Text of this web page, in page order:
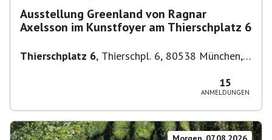
Ausstellung Greenland von Ragnar
Axelsson im Kunstfoyer am Thierschplatz 6
Thierschplatz 6, Thierschpl. 6, 80538 München,
15
ANMELDUNGEN